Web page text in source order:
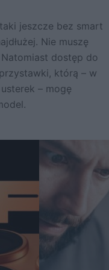
jeszcze bez smart
Nie muszę
dostęp do
którą – w
– mogę